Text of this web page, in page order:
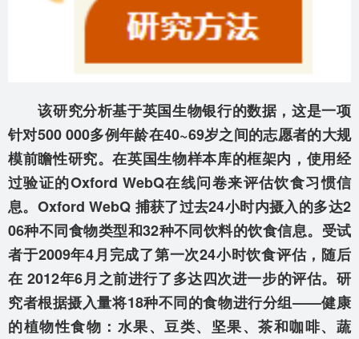
该研究分析基于英国生物银行的数据，这是一项
针对500 000多例年龄在40~69岁之间的志愿者的大规
模前瞻性研究。在英国生物样本库的框架内，使用经
过验证的Oxford WebQ在线问卷来评估饮食习惯信
息。Oxford WebQ 捕获了过去24小时内摄入的多达2
06种不同食物类型和32种不同饮料的饮食信息。受试
者于2009年4月完成了第一次24小时饮食评估，随后
在 2012年6月之前进行了多达四次进一步的评估。研
究者根据摄入量将18种不同的食物进行分组——健康
的植物性食物：水果、豆类、坚果、茶和咖啡、蔬